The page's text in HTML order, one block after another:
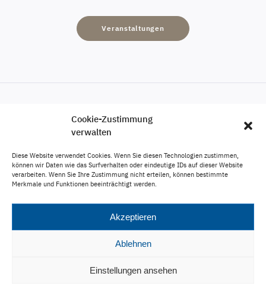
Cookie-Zustimmung
verwalten
Diese Website verwendet Cookies. Wenn Sie diesen Technologien zustimmen,
können wir Daten wie das Surfverhalten oder eindeutige IDs auf dieser Website
verarbeiten. Wenn Sie Ihre Zustimmung nicht erteilen, können bestimmte
Merkmale und Funktionen beeinträchtigt werden.
Akzeptieren
Ablehnen
Einstellungen ansehen
Veranstaltungen
Engagement
Veröffentlichungen
Impressum
Datenschutz
info@boemke-partner.de